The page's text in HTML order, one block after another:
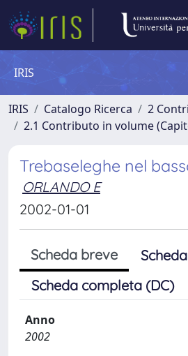
IRIS
IRIS Catalogo Ricerca
2
2.1 Contributo in volume
Trebaseleghe nel
ORLANDO E
2002-01-01
Scheda breve
Scheda completa (DC)
Anno
2002